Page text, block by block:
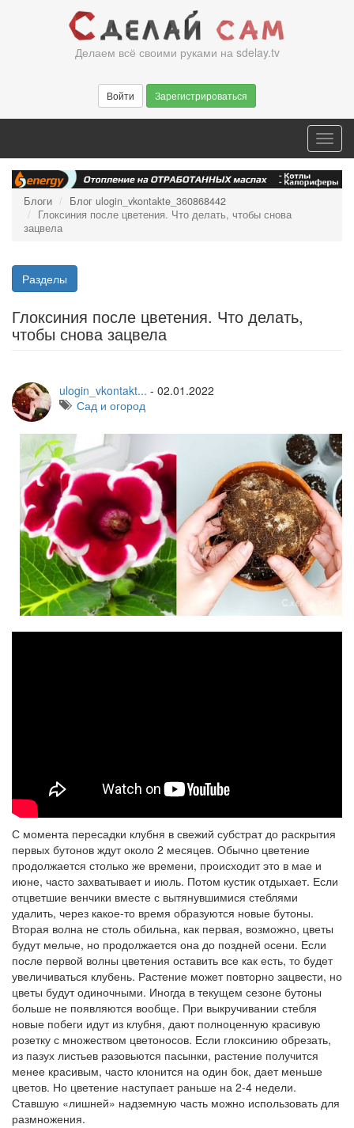
Делаем всё своими руками на sdelay.tv
Войти Зарегистрироваться
Блоги
Блог ulogin_vkontakte_360868442
Глоксиния после цветения. Что делать, чтобы снова
зацвела
Разделы
Глоксиния после цветения. Что делать,
чтобы снова зацвела
ulogin_vkontakt... - 02.01.2022
Сад и огород
С момента пересадки клубня в свежий субстрат до раскрытия
первых бутонов ждут около 2 месяцев. Обычно цветение
продолжается столько же времени, происходит это в мае и
июне, часто захватывает и июль. Потом кустик отдыхает. Если
отцветшие венчики вместе с вытянувшимися стеблями
удалить, через какое-то время образуются новые бутоны.
Вторая волна не столь обильна, как первая, возможно, цветы
будут мельче, но продолжается она до поздней осени. Если
после первой волны цветения оставить все как есть, то будет
увеличиваться клубень. Растение может повторно зацвести, но
цветы будут одиночными. Иногда в текущем сезоне бутоны
больше не появляются вообще. При выкручивании стебля
новые побеги идут из клубня, дают полноценную красивую
розетку с множеством цветоносов. Если глоксинию обрезать,
из пазух листьев разовьются пасынки, растение получится
менее красивым, часто клонится на один бок, дает меньше
цветов. Но цветение наступает раньше на 2-4 недели.
Ставшую «лишней» надземную часть можно использовать для
размножения.